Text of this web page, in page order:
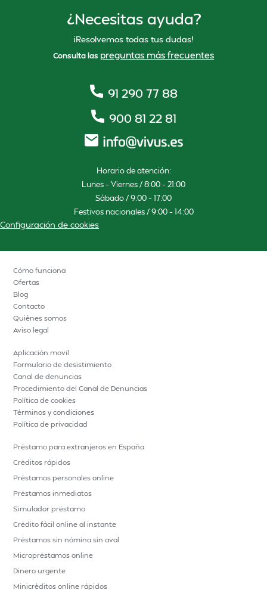
¿Necesitas ayuda?
¡Resolvemos todas tus dudas!
Consulta las preguntas más frecuentes
91 290 77 88
900 81 22 81
Horario de atención:
Lunes – Viernes / 8:00 – 21:00
Sábado / 9:00 – 17:00
Festivos nacionales / 9:00 – 14:00
Configuración de cookies
Cómo funciona
Ofertas
Blog
Contacto
Quiénes somos
Aviso legal
Aplicación movil
Formulario de desistimiento
Canal de denuncias
Procedimiento del Canal de Denuncias
Política de cookies
Términos y condiciones
Política de privacidad
Préstamo para extranjeros en España
Créditos rápidos
Préstamos personales online
Préstamos inmediatos
Simulador préstamo
Crédito fácil online al instante
Préstamos sin nómina sin aval
Micropréstamos online
Dinero urgente
Minicréditos online rápidos